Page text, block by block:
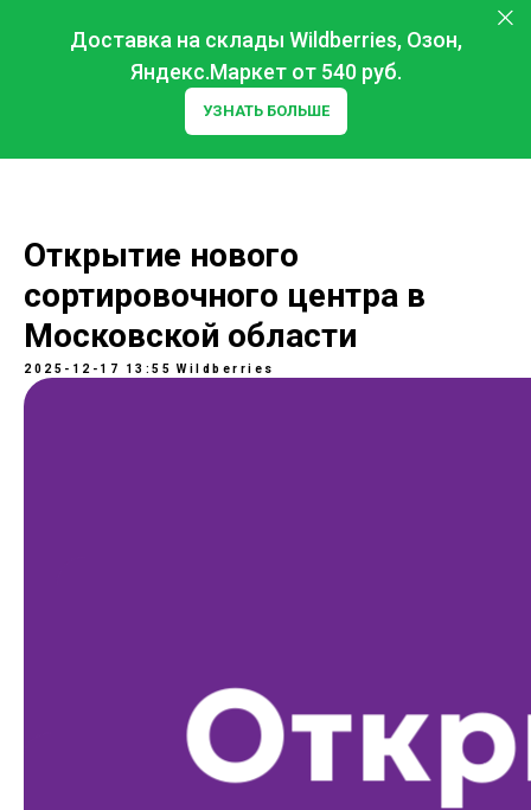
Доставка на склады Wildberries, Озон,
Яндекс.Маркет от 540 руб.
УЗНАТЬ БОЛЬШЕ
Открытие нового
сортировочного центра в
Московской области
2025-12-17 13:55 Wildberries